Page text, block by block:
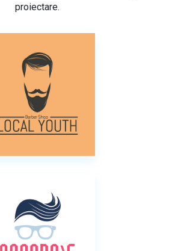
proiectare.